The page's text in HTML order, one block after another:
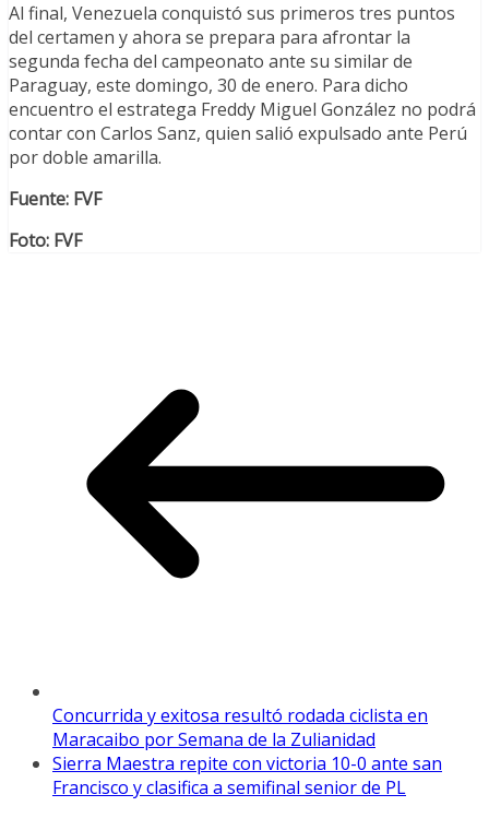
Al final, Venezuela conquistó sus primeros tres puntos
del certamen y ahora se prepara para afrontar la
segunda fecha del campeonato ante su similar de
Paraguay, este domingo, 30 de enero. Para dicho
encuentro el estratega Freddy Miguel González no podrá
contar con Carlos Sanz, quien salió expulsado ante Perú
por doble amarilla.
Fuente: FVF
Foto: FVF
Concurrida y exitosa resultó rodada ciclista en
Maracaibo por Semana de la Zulianidad
Sierra Maestra repite con victoria 10-0 ante san
Francisco y clasifica a semifinal senior de PL